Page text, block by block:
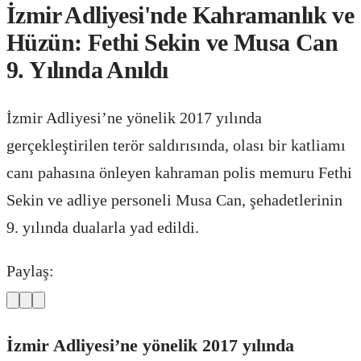
İzmir Adliyesi'nde Kahramanlık ve
Hüzün: Fethi Sekin ve Musa Can
9. Yılında Anıldı
İzmir Adliyesi’ne yönelik 2017 yılında
gerçekleştirilen terör saldırısında, olası bir katliamı
canı pahasına önleyen kahraman polis memuru Fethi
Sekin ve adliye personeli Musa Can, şehadetlerinin
9. yılında dualarla yad edildi.
Paylaş:
İzmir Adliyesi’ne yönelik 2017 yılında